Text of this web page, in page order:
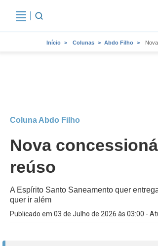
Início Colunas Abdo Filho
Coluna Abdo Filho
Nova
reúso
A Espírito Santo Saneamento quer
quer ir além
Publicado em 03 de Julho de 2026 às 03:00 -